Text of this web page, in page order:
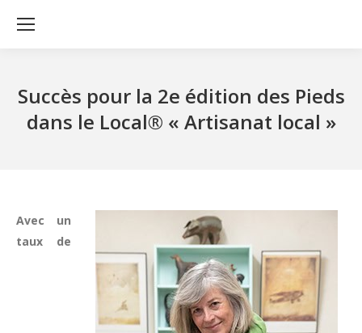
Succès pour la 2e édition des Pieds
dans le Local® « Artisanat local »
Avec un
taux de